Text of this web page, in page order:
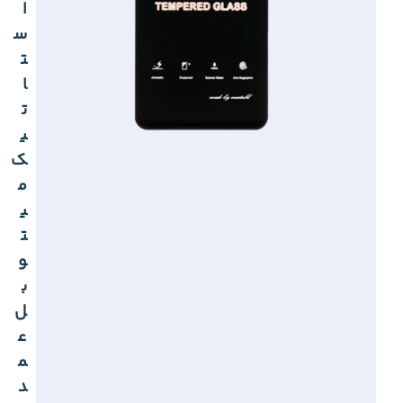
ا
س
ت
ا
ت
ی
ک
م
ی
ت
و
ب
ل
ع
م
د